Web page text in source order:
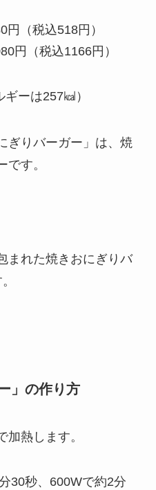
税込518円）
（税込1166円）
ーは257㎉）
ぎりバーガー」は、焼
す。
まれた焼きおにぎりバ
」の作り方
熱します。
30秒、600Wで約2分